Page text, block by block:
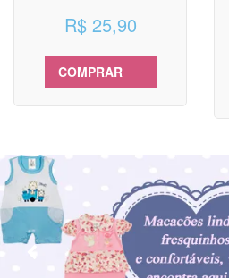
R$ 25,90
COMPRAR